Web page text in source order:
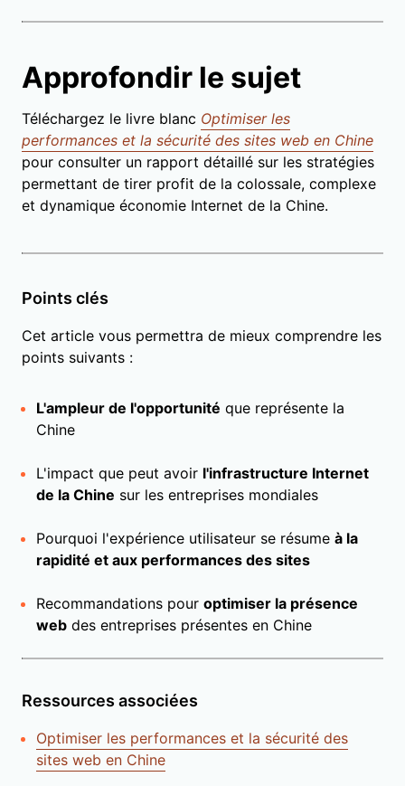
Approfondir le sujet
Téléchargez le livre blanc Optimiser les
performances et la sécurité des sites web en Chine
pour consulter un rapport détaillé sur les stratégies
permettant de tirer profit de la colossale, complexe
et dynamique économie Internet de la Chine.
Points clés
Cet article vous permettra de mieux comprendre les
points suivants :
L'ampleur de l'opportunité que représente la
Chine
L'impact que peut avoir l'infrastructure Internet
de la Chine sur les entreprises mondiales
Pourquoi l'expérience utilisateur se résume à la
rapidité et aux performances des sites
Recommandations pour optimiser la présence
web des entreprises présentes en Chine
Ressources associées
Optimiser les performances et la sécurité des
sites web en Chine